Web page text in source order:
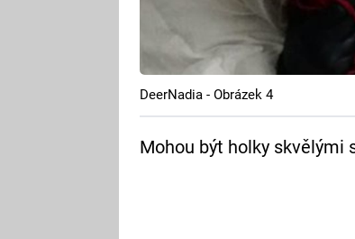
DeerNadia - Obrázek 4
Mohou být holky skvělými